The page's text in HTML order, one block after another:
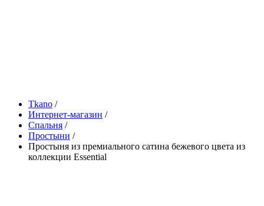
Tkano /
Интернет-магазин /
Спальня /
Простыни /
Простыня из премиального сатина бежевого цвета из
коллекции Essential